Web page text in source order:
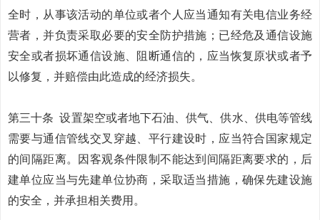
全时，从事该活动的单位或者个人应当通知有关电信业务经
营者，并负责采取必要的安全防护措施；已经危及通信设施
安全或者损坏通信设施、阻断通信的，应当恢复原状或者予
以修复，并赔偿由此造成的经济损失。
第三十条 设置架空或者地下石油、供气、供水、供电等管线
需要与通信管线交叉穿越、平行建设时，应当符合国家规定
的间隔距离。因客观条件限制不能达到间隔距离要求的，后
建单位应当与先建单位协商，采取适当措施，确保先建设施
的安全，并承担相关费用。